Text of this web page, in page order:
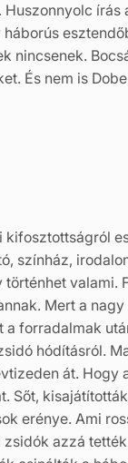
Huszonnyolc
nincsenek.
És nem is
színház,
valami.
Mert a
a forradalmak
hódításról.
át.
Sőt,
erénye. Ami
azzá